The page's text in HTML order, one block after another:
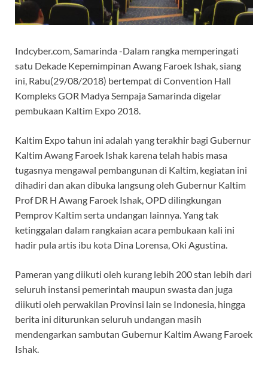
Indcyber.com, Samarinda -Dalam rangka memperingati
satu Dekade Kepemimpinan Awang Faroek Ishak, siang
ini, Rabu(29/08/2018) bertempat di Convention Hall
Kompleks GOR Madya Sempaja Samarinda digelar
pembukaan Kaltim Expo 2018.
Kaltim Expo tahun ini adalah yang terakhir bagi Gubernur
Kaltim Awang Faroek Ishak karena telah habis masa
tugasnya mengawal pembangunan di Kaltim, kegiatan ini
dihadiri dan akan dibuka langsung oleh Gubernur Kaltim
Prof DR H Awang Faroek Ishak, OPD dilingkungan
Pemprov Kaltim serta undangan lainnya. Yang tak
ketinggalan dalam rangkaian acara pembukaan kali ini
hadir pula artis ibu kota Dina Lorensa, Oki Agustina.
Pameran yang diikuti oleh kurang lebih 200 stan lebih dari
seluruh instansi pemerintah maupun swasta dan juga
diikuti oleh perwakilan Provinsi lain se Indonesia, hingga
berita ini diturunkan seluruh undangan masih
mendengarkan sambutan Gubernur Kaltim Awang Faroek
Ishak.